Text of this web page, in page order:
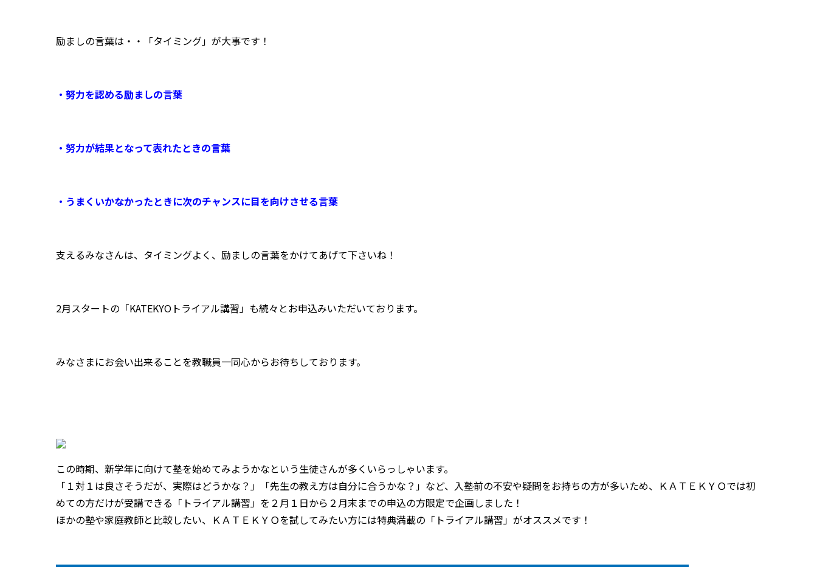
励ましの言葉は・・「タイミング」が大事です！
・努力を認める励ましの言葉
・努力が結果となって表れたときの言葉
・うまくいかなかったときに次のチャンスに目を向けさせる言葉
支えるみなさんは、タイミングよく、励ましの言葉をかけてあげて下さいね！
2月スタートの「KATEKYOトライアル講習」も続々とお申込みいただいております。
みなさまにお会い出来ることを教職員一同心からお待ちしております。
この時期、新学年に向けて塾を始めてみようかなという生徒さんが多くいらっしゃいます。
「１対１は良さそうだが、実際はどうかな？」「先生の教え方は自分に合うかな？」など、入塾前の不安や疑問をお持ちの方が多いため、ＫＡＴＥＫＹＯでは初
めての方だけが受講できる「トライアル講習」を２月１日から２月末までの申込の方限定で企画しました！
ほかの塾や家庭教師と比較したい、ＫＡＴＥＫＹＯを試してみたい方には特典満載の「トライアル講習」がオススメです！